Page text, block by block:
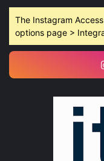
The Instagram
options page >